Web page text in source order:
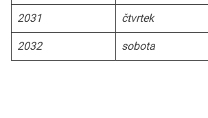
2031 čtvrtek
2032 sobota